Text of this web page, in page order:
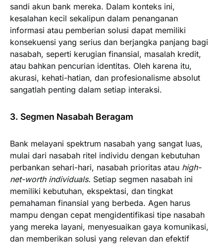
sandi akun bank mereka. Dalam konteks ini,
kesalahan kecil sekalipun dalam penanganan
informasi atau pemberian solusi dapat memiliki
konsekuensi yang serius dan berjangka panjang bagi
nasabah, seperti kerugian finansial, masalah kredit,
atau bahkan pencurian identitas. Oleh karena itu,
akurasi, kehati-hatian, dan profesionalisme absolut
sangatlah penting dalam setiap interaksi.
3. Segmen Nasabah Beragam
Bank melayani spektrum nasabah yang sangat luas,
mulai dari nasabah ritel individu dengan kebutuhan
perbankan sehari-hari, nasabah prioritas atau high-
net-worth individuals. Setiap segmen nasabah ini
memiliki kebutuhan, ekspektasi, dan tingkat
pemahaman finansial yang berbeda. Agen harus
mampu dengan cepat mengidentifikasi tipe nasabah
yang mereka layani, menyesuaikan gaya komunikasi,
dan memberikan solusi yang relevan dan efektif